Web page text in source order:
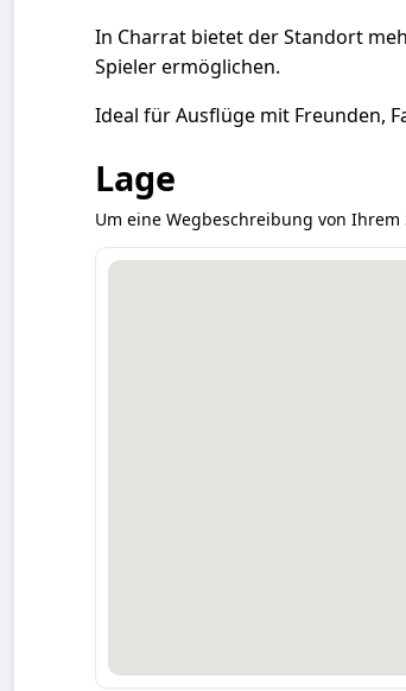
In Charrat bietet der Standort
Spieler ermöglichen.
Ideal für Ausflüge mit Freunden,
Lage
Um eine Wegbeschreibung von Ihrem